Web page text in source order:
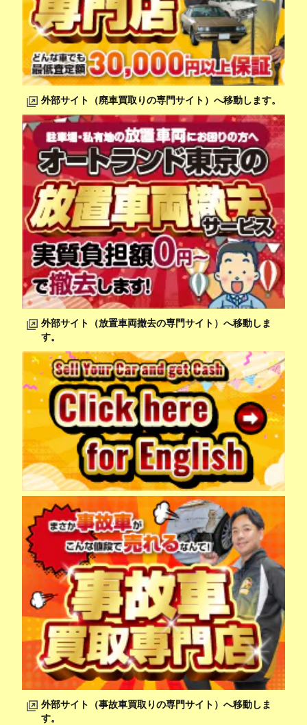
外部サイト（廃車買取りの専門サイト）へ移動します。
外部サイト（放置車両撤去の専門サイト）へ移動しま
す。
外部サイト（事故車買取りの専門サイト）へ移動しま
す。